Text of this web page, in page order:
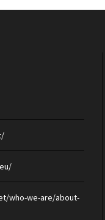
who-we-are/about-